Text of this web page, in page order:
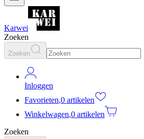
Karwei
Zoeken
Zoeken
Inloggen
Favorieten,0 artikelen
Winkelwagen,0 artikelen
Zoeken